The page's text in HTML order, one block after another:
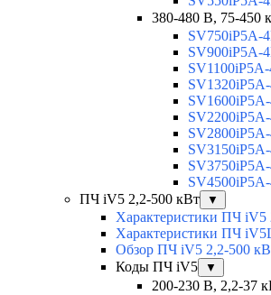
380-480 В, 75-450
SV750iP5A-
SV900iP5A-
ПЧ iV5 2,2-500 кВт
▼
Характеристики ПЧ iV5
Характеристики ПЧ
Обзор ПЧ iV5 2,2-500
Коды ПЧ iV5
▼
200-230 В, 2,2-37